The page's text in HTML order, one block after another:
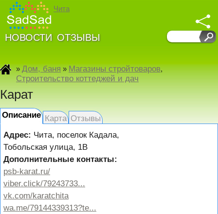
Чита
НОВОСТИ ОТЗЫВЫ
»Дом, баня»Магазины стройтоваров,
Строительство коттеджей и дач
Карат
Описание Карта Отзывы
Адрес: Чита, поселок Кадала,
Тобольская улица, 1В
Дополнительные контакты:
psb-karat.ru/
viber.click/79243733...
vk.com/karatchita
wa.me/79144339313?te...